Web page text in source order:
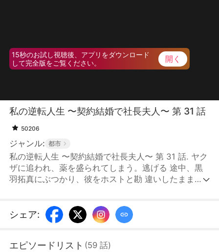
15秒のお試し視聴後、アプリをダウンロード
して完全版をご覧ください。
開く
私の逆転人生 〜契約結婚で社長夫人〜 第 31 話
50206
ジャンル: 都市
私の逆転人生 〜契約結婚で社長夫人〜 第 31 話. ヤク
ザに追われ、薬を盛られてしまう。逃げる 途中、黒
羽拓真にぶつかり、彼をホストと勘 違いしたまま一
ため、優芽に契 約結婚を提案する。 こうして社長夫
人となった優芽は、佐藤家の お嬢様・冷奈に嫉妬さ
かし、優芽が困 難に直面するたびに、拓真が必ず現
シェア:
エピソードリスト (59 話)